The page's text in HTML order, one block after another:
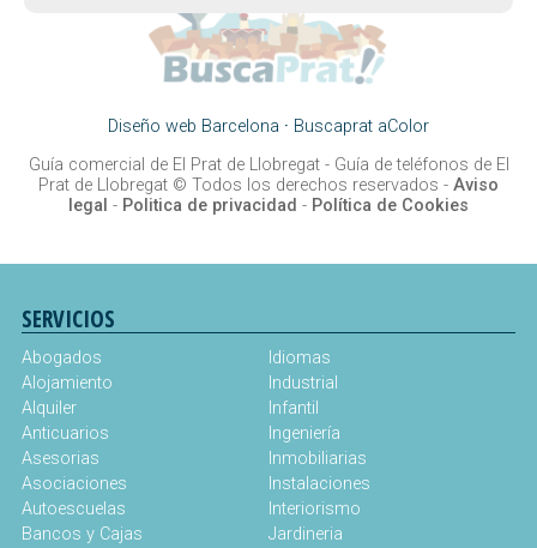
Diseño web Barcelona · Buscaprat aColor
Guía comercial de El Prat de Llobregat - Guía de teléfonos de El
Prat de Llobregat © Todos los derechos reservados - Aviso
legal - Politica de privacidad - Política de Cookies
SERVICIOS
Abogados
Alojamiento
Alquiler
Anticuarios
Asesorias
Asociaciones
Autoescuelas
Bancos y Cajas
Idiomas
Industrial
Infantil
Ingeniería
Inmobiliarias
Instalaciones
Interiorismo
Jardineria